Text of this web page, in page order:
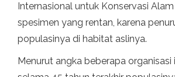
Internasional untuk Konservasi
spesimen yang rentan, karena
populasinya di habitat aslinya.
Menurut angka beberapa organisasi